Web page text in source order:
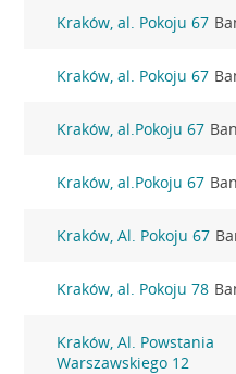
Kraków, al. Pokoju 67
Kraków, al. Pokoju 67
Kraków, al.Pokoju 67
Kraków, al.Pokoju 67
Kraków, Al. Pokoju 67
Kraków, al. Pokoju 78
Kraków, Al. Powstania
Warszawskiego 12